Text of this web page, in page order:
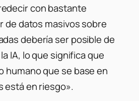
con bastante
de datos masivos sobre
debería ser posible de
IA, lo que significa que
humano que se base en
está en riesgo».